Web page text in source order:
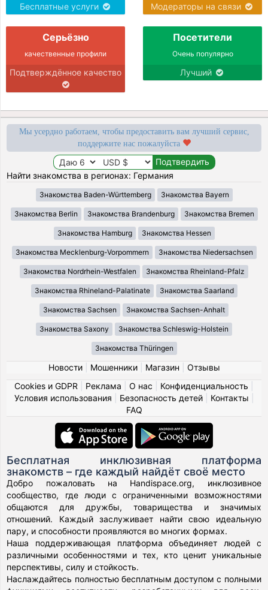
Бесплатные услуги Модераторы на связи
Серьёзно
качественные профили
Подтверждённое качество
Посетители
Очень популярно
Лучший
Мы усердно работаем, чтобы предоставить вам лучший сервис,
поддержите нас пожалуйста
Найти знакомства в регионах: Германия
Знакомства Baden-Württemberg Знакомства Bayern
Знакомства Berlin Знакомства Brandenburg Знакомства Bremen
Знакомства Hamburg Знакомства Hessen
Знакомства Mecklenburg-Vorpommern Знакомства Niedersachsen
Знакомства Nordrhein-Westfalen Знакомства Rheinland-Pfalz
Знакомства Rhineland-Palatinate Знакомства Saarland
Знакомства Sachsen Знакомства Sachsen-Anhalt
Знакомства Saxony Знакомства Schleswig-Holstein
Знакомства Thüringen
Новости| Мошенники| Магазин
Отзывы
Cookies и GDPR
Реклама О нас Конфиденциальность
Условия использования
Безопасность детей| Контакты
FAQ
Бесплатная инклюзивная платформа
знакомств – где каждый найдёт своё место
Добро пожаловать на Handispace.org, инклюзивное
сообщество, где люди с ограниченными возможностями
общаются для дружбы, товарищества и значимых
отношений. Каждый заслуживает найти свою идеальную
пару, и способности проявляются во многих формах.
Наша поддерживающая платформа объединяет людей с
различными особенностями и тех, кто ценит уникальные
перспективы, силу и стойкость.
Наслаждайтесь полностью бесплатным доступом с полными